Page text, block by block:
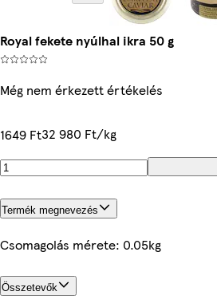
Royal fekete nyúlhal ikra 50 g
Még nem érkezett értékelés
1649 Ft32 980 Ft/kg
Termék megnevezés
Csomagolás mérete: 0.05kg
Összetevők